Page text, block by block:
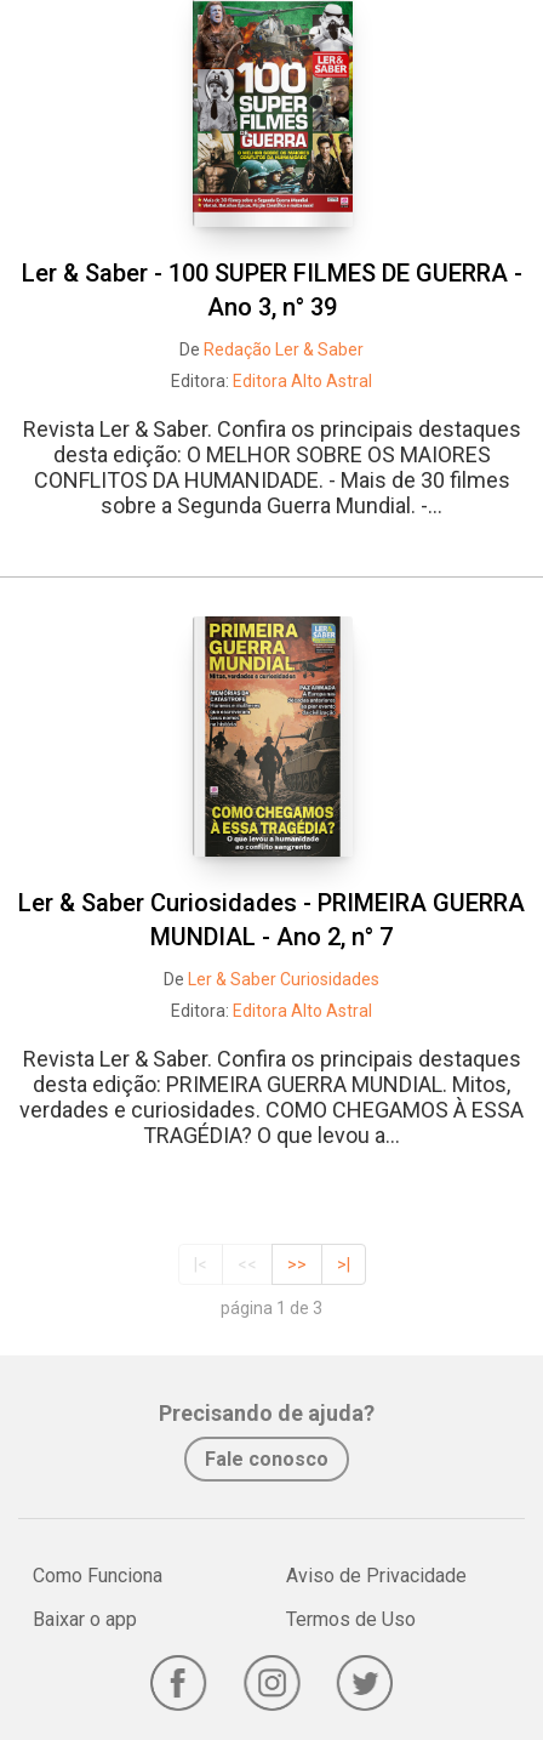
Ler & Saber - 100 SUPER FILMES DE GUERRA -
Ano 3, n° 39
De Redação Ler & Saber
Editora: Editora Alto Astral
Revista Ler & Saber. Confira os principais destaques
desta edição: O MELHOR SOBRE OS MAIORES
CONFLITOS DA HUMANIDADE. - Mais de 30 filmes
sobre a Segunda Guerra Mundial. -...
Ler & Saber Curiosidades - PRIMEIRA GUERRA
MUNDIAL - Ano 2, n° 7
De
Ler & Saber Curiosidades
Editora: Editora Alto Astral
Revista Ler & Saber. Confira os principais destaques
desta edição: PRIMEIRA GUERRA MUNDIAL. Mitos,
verdades e curiosidades. COMO CHEGAMOS À ESSA
TRAGÉDIA? O que levou a...
|< << >> >|
página 1 de 3
Precisando de ajuda?
Fale conosco
Como Funciona
Baixar o app
Aviso de Privacidade
Termos de Uso